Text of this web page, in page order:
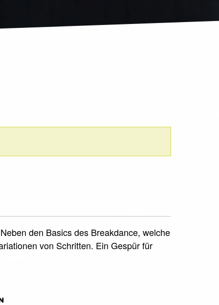
den Basics des Breakdance, welche
von Schritten. Ein Gespür für